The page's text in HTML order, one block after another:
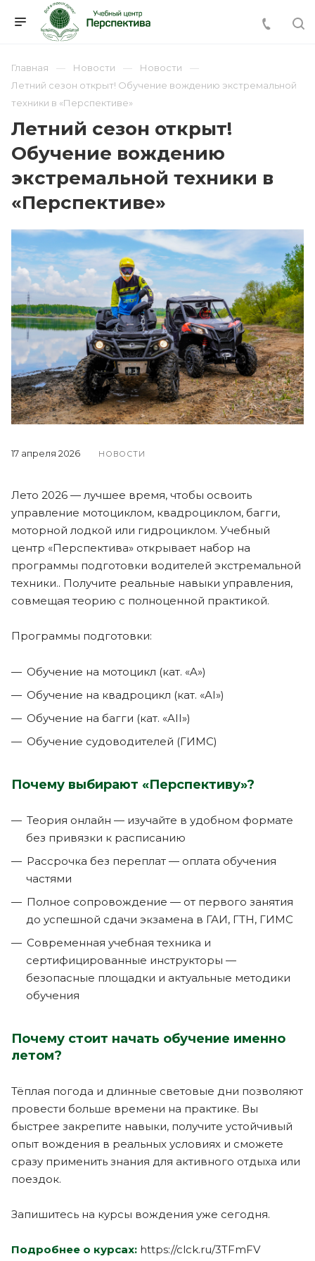
Главная Новости
Новости
Летний сезон открыт! Обучение вождению экстремальной
техники в «Перспективе»
Летний сезон открыт!
Обучение вождению
экстремальной техники в
«Перспективе»
17 апреля 2026 НОВОСТИ
Лето 2026 — лучшее время, чтобы освоить
управление мотоциклом, квадроциклом, багги,
моторной лодкой или гидроциклом. Учебный
центр «Перспектива» открывает набор на
программы подготовки водителей экстремальной
техники.. Получите реальные навыки управления,
совмещая теорию с полноценной практикой.
Программы подготовки:
Обучение на мотоцикл (кат. «A»)
Обучение на квадроцикл (кат. «AI»)
Обучение на багги (кат. «AII»)
Обучение судоводителей (ГИМС)
Почему выбирают «Перспективу»?
Теория онлайн — изучайте в удобном формате
без привязки к расписанию
Рассрочка без переплат — оплата обучения
частями
Полное сопровождение — от первого занятия
до успешной сдачи экзамена в ГАИ, ГТН, ГИМС
Современная учебная техника и
сертифицированные инструкторы —
безопасные площадки и актуальные методики
обучения
Почему стоит начать обучение именно
летом?
Тёплая погода и длинные световые дни позволяют
провести больше времени на практике. Вы
быстрее закрепите навыки, получите устойчивый
опыт вождения в реальных условиях и сможете
сразу применить знания для активного отдыха или
поездок.
Запишитесь на курсы вождения уже сегодня.
Подробнее о курсах: https://clck.ru/3TFmFV